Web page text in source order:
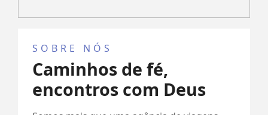
SOBRE NÓS
Caminhos de fé,
encontros com Deus